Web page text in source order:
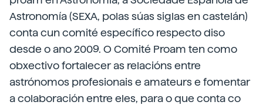
Astronomía (SEXA, polas súas siglas en castelán)
conta cun comité específico respecto diso
desde o ano 2009. O Comité Proam ten como
obxectivo fortalecer as relacións entre
astrónomos profesionais e amateurs e fomentar
a colaboración entre eles, para o que conta co